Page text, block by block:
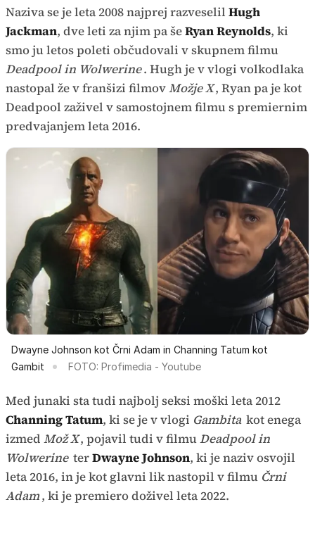
Naziva se je leta 2008 najprej razveselil Hugh
Jackman, dve leti za njim pa šeRyan Reynolds, ki
smo ju letos poleti občudovali v skupnem filmu
Deadpool in Wolwerine. Hugh je v vlogi volkodlaka
nastopal že v franšizi filmovMožje X, Ryan pa je kot
Deadpool zaživel v samostojnem filmu s premiernim
predvajanjem leta 2016.
Dwayne Johnson kot Črni Adam in Channing Tatum kot
Gambit
FOTO: Profimedia - Youtube
Med junaki sta tudi najbolj seksi moški leta 2012
Channing Tatum, ki se je v vlogi Gambita kot enega
izmed Mož X, pojavil tudi v filmuDeadpool in
Wolwerine terDwayne Johnson, ki je naziv osvojil
leta 2016, in je kot glavni lik nastopil v filmu Črni
Adam, ki je premiero doživel leta 2022.